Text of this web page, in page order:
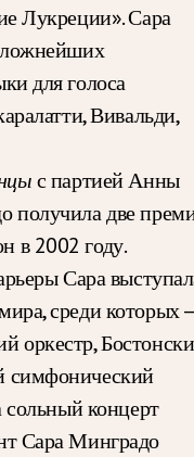
Лукреции». Сара
для голоса
Вивальди,
с партией Анны
получила две
в 2002 году.
Сара
среди которых
оркестр,
симфонический
концерт
Сара Минградо